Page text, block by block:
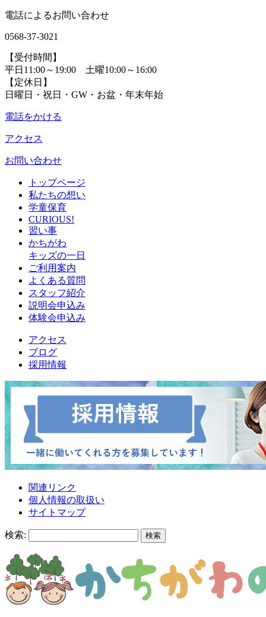
電話によるお問い合わせ
0568-37-3021
【受付時間】
平日11:00～19:00 土曜10:00～16:00
【定休日】
日曜日・祝日・GW・お盆・年末年始
電話をかける
アクセス
お問い合わせ
トップページ
私たちの想い
学童保育
CURIOUS!
習い事
かちがわ
キッズの一日
ご利用案内
よくある質問
スタッフ紹介
説明会申込み
体験会申込み
アクセス
ブログ
採用情報
関連リンク
個人情報の取扱い
サイトマップ
検索: